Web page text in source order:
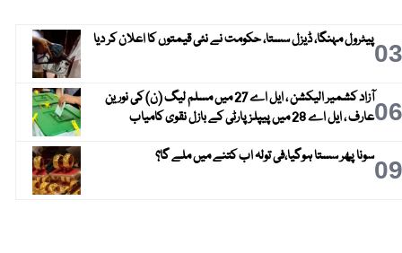
03پیٹرول مہنگا، ڈیزل سستا، حکومت نے نئی قیمتوں کا اعلان کر دیا
06
آزاد کشمیر الیکشن ، ایل اے 27 میں مسلم لیگ (ن) کی نورین
عارف ، ایل اے 28 میں پیپلز پارٹی کے بازل نقوی کامیاب
09سونا پھر سستا ہوگیا،فی تولہ اب کتنے میں ملے گا؟